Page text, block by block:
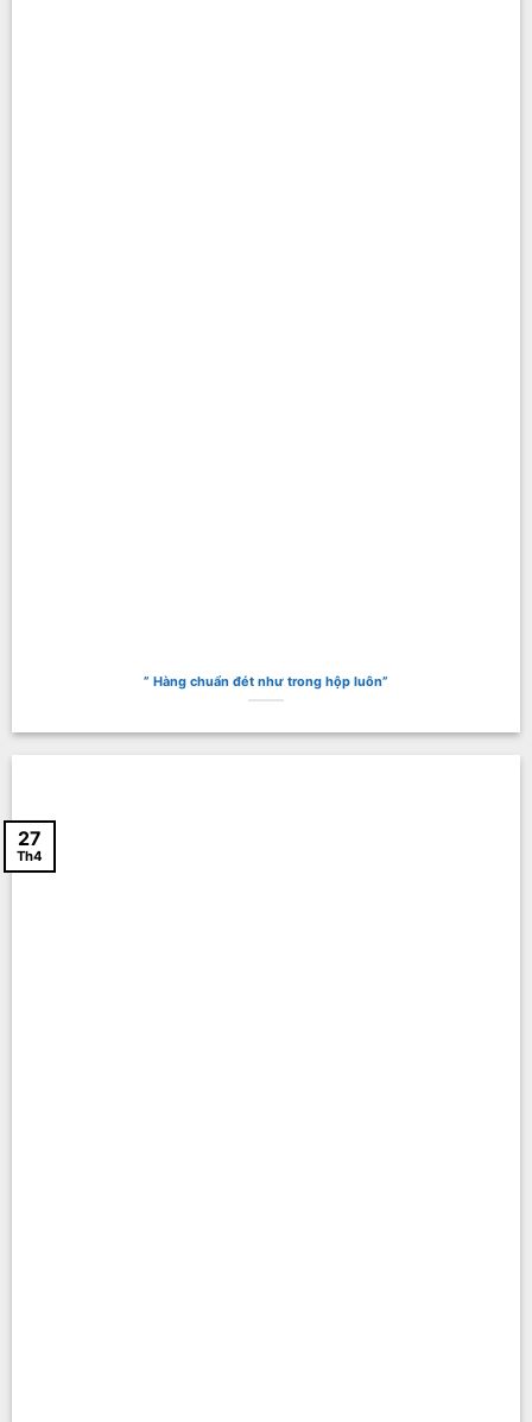
” Hàng chuẩn đét như trong hộp luôn”
27
Th4